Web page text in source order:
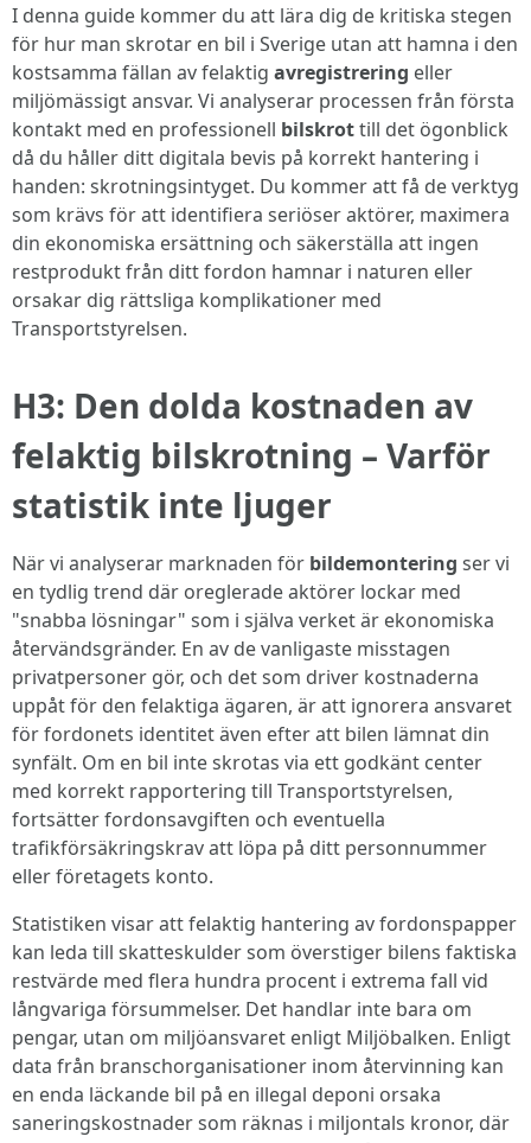
I denna guide kommer du att lära dig de kritiska stegen
för hur man skrotar en bil i Sverige utan att hamna i den
kostsamma fällan av felaktig avregistrering eller
miljömässigt ansvar. Vi analyserar processen från första
kontakt med en professionell bilskrottill det ögonblick
då du håller ditt digitala bevis på korrekt hantering i
handen: skrotningsintyget. Du kommer att få de verktyg
som krävs för att identifiera seriöser aktörer, maximera
din ekonomiska ersättning och säkerställa att ingen
restprodukt från ditt fordon hamnar i naturen eller
orsakar dig rättsliga komplikationer med
Transportstyrelsen.
H3: Den dolda kostnaden av
felaktig bilskrotning – Varför
statistik inte ljuger
När vi analyserar marknaden för bildemontering ser vi
en tydlig trend där oreglerade aktörer lockar med
"snabba lösningar" som i själva verket är ekonomiska
återvändsgränder. En av de vanligaste misstagen
privatpersoner gör, och det som driver kostnaderna
uppåt för den felaktiga ägaren, är att ignorera ansvaret
för fordonets identitet även efter att bilen lämnat din
synfält. Om en bil inte skrotas via ett godkänt center
med korrekt rapportering till Transportstyrelsen,
fortsätter fordonsavgiften och eventuella
trafikförsäkringskrav att löpa på ditt personnummer
eller företagets konto.
Statistiken visar att felaktig hantering av fordonspapper
kan leda till skatteskulder som överstiger bilens faktiska
restvärde med flera hundra procent i extrema fall vid
långvariga försummelser. Det handlar inte bara om
pengar, utan om miljöansvaret enligt Miljöbalken. Enligt
data från branschorganisationer inom återvinning kan
en enda läckande bil på en illegal deponi orsaka
saneringskostnader som räknas i miljontals kronor, där